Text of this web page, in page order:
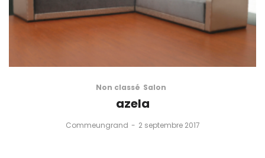
Non classé Salon
azela
by
Commeungrand 2 septembre 2017